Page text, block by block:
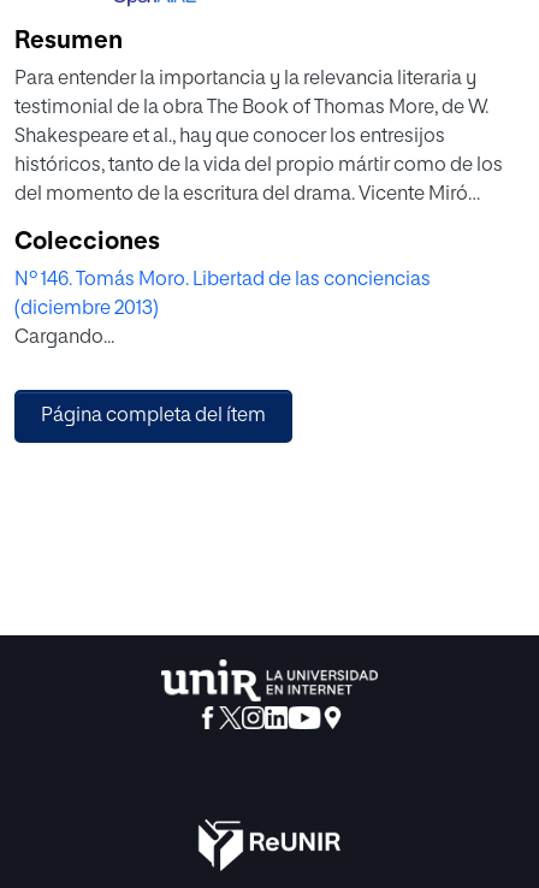
Resumen
Para entender la importancia y la relevancia literaria y
testimonial de la obra The Book of Thomas More, de W.
Shakespeare et al., hay que conocer los entresijos
históricos, tanto de la vida del propio mártir como de los
del momento de la escritura del drama. Vicente Miró
hicieron de él los autores de la obra teatral con el fin de
señalar sus correspondencias.
Colecciones
Nº 146. Tomás Moro. Libertad de las conciencias
(diciembre 2013)
Cargando...
Página completa del ítem